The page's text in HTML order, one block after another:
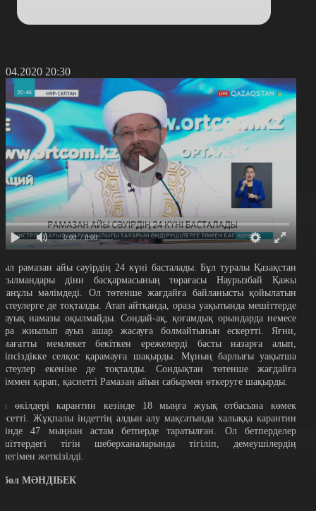
20:30
0:00 / 0:00
рамазан айы сәуірдің 24 күні басталады. Бұл туралы Қазақстан
діни басқармасының төрағасы Наурызбай Қажы
мәлімдеді. Ол төтенше жағдайға байланысты қойылатын
де тоқталды. Атап айтқанда, ораза уақытында мешіттерде
намазы оқылмайды. Сондай-ақ, қоғамдық орындарда немесе
жиылып ауыз ашар жасауға болмайтынын ескертті. Яғни,
мемлекет бекіткен ережелерді басты назарға алып,
селқос қарамауға шақырды. Мұның барлығы уақытша
екеніне де тоқталды. Сондықтан төтенше жағдайға
қарап, қасиетті Рамазан айын сабырмен өткеруге шақырды.
өкілдері карантин кезінде 18 мыңға жуық отбасына көмек
Жұқпалы індеттің алдын алу мақсатында халыққа карантин
47 мыңнан астам бетперде таратылған. Ол бетперделер
тігін шеберханаларында тігіліп, демеушілердің
жеткізілді.
МӘНДІБЕК